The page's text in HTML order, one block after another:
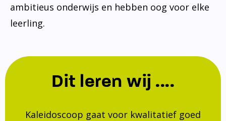
ambitieus onderwijs en hebben oog voor elke
leerling.
Dit leren wij ....
Kaleidoscoop gaat voor kwalitatief goed